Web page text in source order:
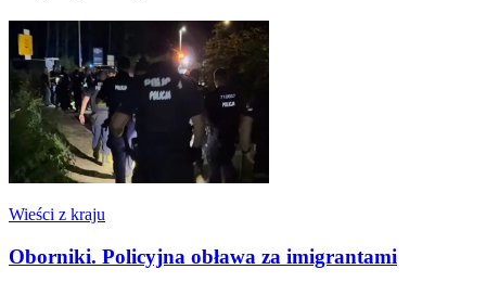
Wieści z kraju
Oborniki. Policyjna obława za imigrantami